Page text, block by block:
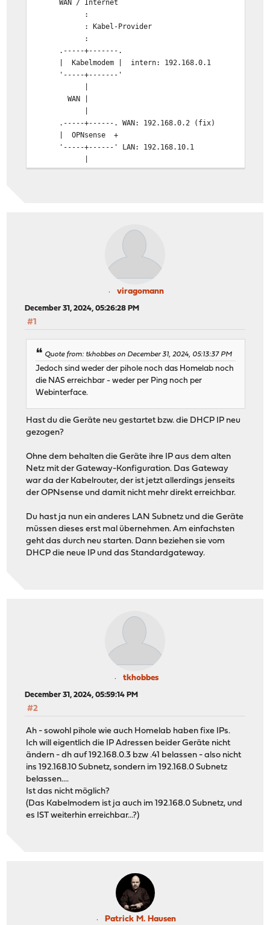
WAN / Internet
:
: Kabel-Provider
:
.-----+-------.
| Kabelmodem | intern: 192.168.0.1
'-----+-------'
WAN |
.-----+------. WAN: 192.168.0.2 (fix)
| OPNsense +
'-----+------' LAN: 192.168.10.1
+-------+----------------
| |
.--+-----. IP via .--+-----. fixe IP .---
| Laptop | DHCP | pihole | 192.168.0.3 |
'--------' '--------'
viragomann
December 31, 2024, 05:26:28 PM
#1
Quote from: tkhobbes on December 31, 2024, 05:13:37 PM
Jedoch sind weder der pihole noch das Homelab noch
die NAS erreichbar - weder per Ping noch per
Webinterface.
Hast du die Geräte neu gestartet bzw. die DHCP IP neu
gezogen?
Ohne dem behalten die Geräte ihre IP aus dem alten
Netz mit der Gateway-Konfiguration. Das Gateway
war da der Kabelrouter, der ist jetzt allerdings jenseits
der OPNsense und damit nicht mehr direkt erreichbar.
Du hast ja nun ein anderes LAN Subnetz und die Geräte
müssen dieses erst mal übernehmen. Am einfachsten
geht das durch neu starten. Dann beziehen sie vom
DHCP die neue IP und das Standardgateway.
tkhobbes
December 31, 2024, 05:59:14 PM
#2
Ah - sowohl pihole wie auch Homelab haben fixe IPs.
Ich will eigentlich die IP Adressen beider Geräte nicht
ändern - dh auf 192.168.0.3 bzw .41 belassen - also nicht
ins 192.168.10 Subnetz, sondern im 192.168.0 Subnetz
belassen....
Ist das nicht möglich?
(Das Kabelmodem ist ja auch im 192.168.0 Subnetz, und
es IST weiterhin erreichbar...?)
Patrick M. Hausen